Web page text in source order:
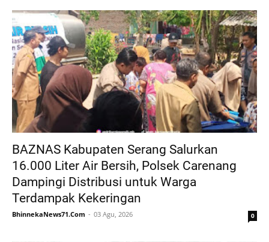
BAZNAS Kabupaten Serang Salurkan
16.000 Liter Air Bersih, Polsek Carenang
Dampingi Distribusi untuk Warga
Terdampak Kekeringan
BhinnekaNews71.Com 03 Agu, 2026 0